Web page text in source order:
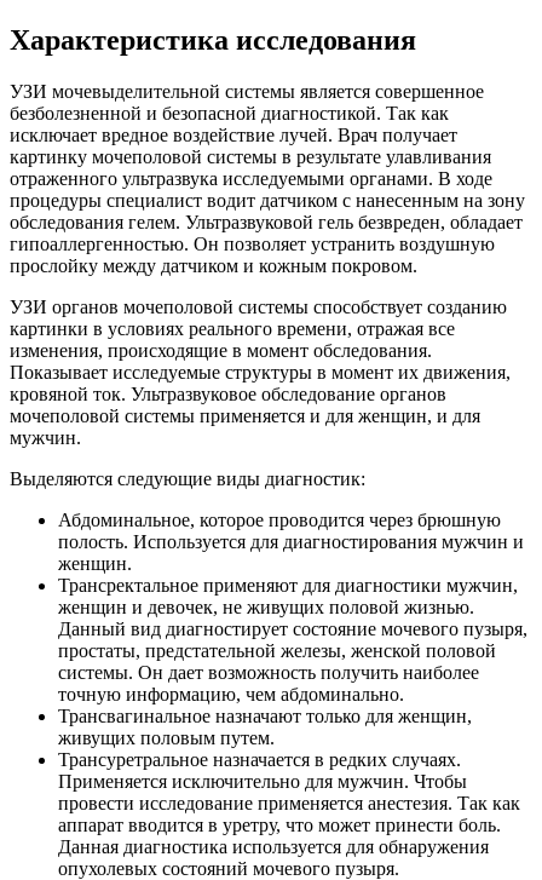
Характеристика исследования
УЗИ мочевыделительной системы является совершенное
безболезненной и безопасной диагностикой. Так как
исключает вредное воздействие лучей. Врач получает
картинку мочеполовой системы в результате улавливания
отраженного ультразвука исследуемыми органами. В ходе
процедуры специалист водит датчиком с нанесенным на зону
обследования гелем. Ультразвуковой гель безвреден, обладает
гипоаллергенностью. Он позволяет устранить воздушную
прослойку между датчиком и кожным покровом.
УЗИ органов мочеполовой системы способствует созданию
картинки в условиях реального времени, отражая все
изменения, происходящие в момент обследования.
Показывает исследуемые структуры в момент их движения,
кровяной ток. Ультразвуковое обследование органов
мочеполовой системы применяется и для женщин, и для
мужчин.
Выделяются следующие виды диагностик:
Абдоминальное, которое проводится через брюшную
полость. Используется для диагностирования мужчин и
женщин.
Трансректальное применяют для диагностики мужчин,
женщин и девочек, не живущих половой жизнью.
Данный вид диагностирует состояние мочевого пузыря,
простаты, предстательной железы, женской половой
системы. Он дает возможность получить наиболее
точную информацию, чем абдоминально.
Трансвагинальное назначают только для женщин,
живущих половым путем.
Трансуретральное назначается в редких случаях.
Применяется исключительно для мужчин. Чтобы
провести исследование применяется анестезия. Так как
аппарат вводится в уретру, что может принести боль.
Данная диагностика используется для обнаружения
опухолевых состояний мочевого пузыря.